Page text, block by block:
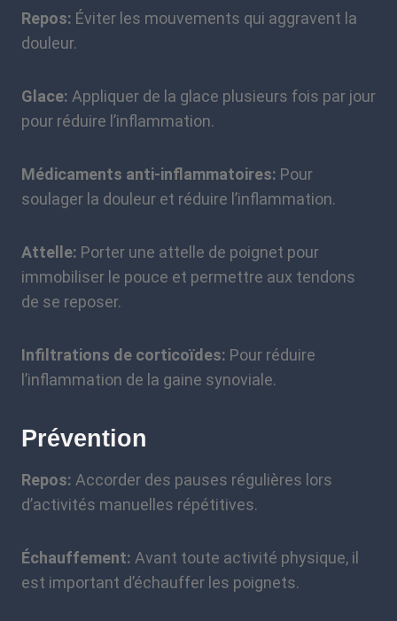
Repos: Éviter les mouvements qui aggravent la
douleur.
Glace: Appliquer de la glace plusieurs fois par jour
pour réduire l’inflammation.
Médicaments anti-inflammatoires: Pour
soulager la douleur et réduire l’inflammation.
Attelle: Porter une attelle de poignet pour
immobiliser le pouce et permettre aux tendons
de se reposer.
Infiltrations de corticoïdes: Pour réduire
l’inflammation de la gaine synoviale.
Prévention
Repos: Accorder des pauses régulières lors
d’activités manuelles répétitives.
Échauffement: Avant toute activité physique, il
est important d’échauffer les poignets.